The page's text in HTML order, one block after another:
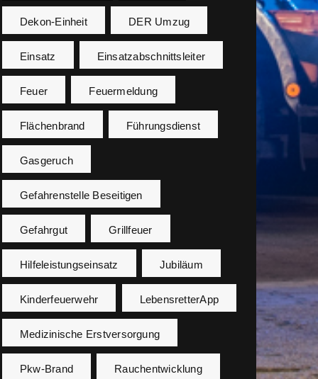
Dekon-Einheit DER Umzug
Einsatz Einsatzabschnittsleiter
Feuer Feuermeldung
Flächenbrand Führungsdienst
Gasgeruch
Gefahrenstelle Beseitigen
Gefahrgut Grillfeuer
Hilfeleistungseinsatz Jubiläum
Kinderfeuerwehr LebensretterApp
Medizinische Erstversorgung
Pkw-Brand Rauchentwicklung